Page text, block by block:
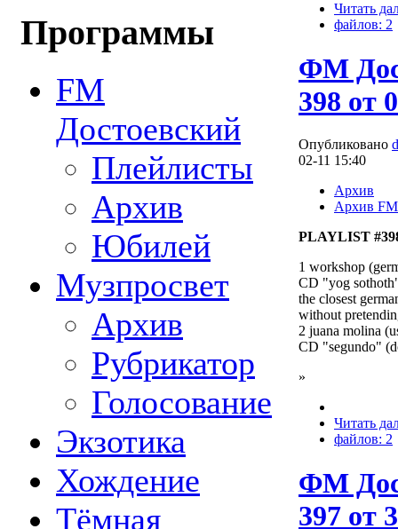
Программы
FM
Достоевский
Плейлисты
Архив
Юбилей
Музпросвет
Архив
Рубрикатор
Голосование
Экзотика
Хождение
Тёмная
Читать
файлов: 2
ФМ
398 от
Опубликовано
02-11 15:40
Архив
Архив FM
PLAYLIST
1 workshop
CD "yog
the closest
without
2 juana molina
CD "segundo"
»
Читать
файлов: 2
ФМ
397 от